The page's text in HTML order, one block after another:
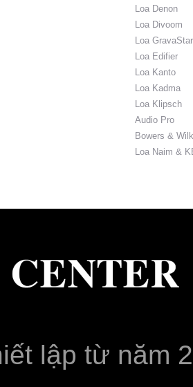
Loa Denon
Loa Divoom
Loa GravaStar
Loa Edifier
Loa Kanto
Loa Kadma
Loa Klipsch
Audio Pro
Bowers &
Loa Naim &
lập từ năm